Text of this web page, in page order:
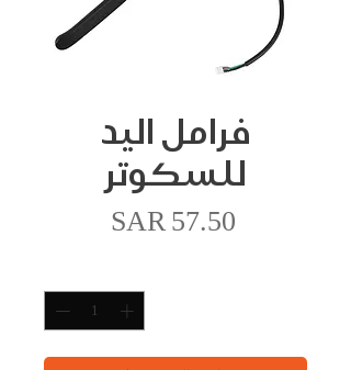
فرامل اليد
للسكوتر
SAR 57.50價